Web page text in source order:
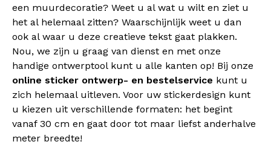
een muurdecoratie? Weet u al wat u wilt en ziet u
het al helemaal zitten? Waarschijnlijk weet u dan
ook al waar u deze creatieve tekst gaat plakken.
Nou, we zijn u graag van dienst en met onze
handige ontwerptool kunt u alle kanten op! Bij onze
online sticker ontwerp- en bestelservice kunt u
zich helemaal uitleven. Voor uw stickerdesign kunt
u kiezen uit verschillende formaten: het begint
vanaf 30 cm en gaat door tot maar liefst anderhalve
meter breedte!